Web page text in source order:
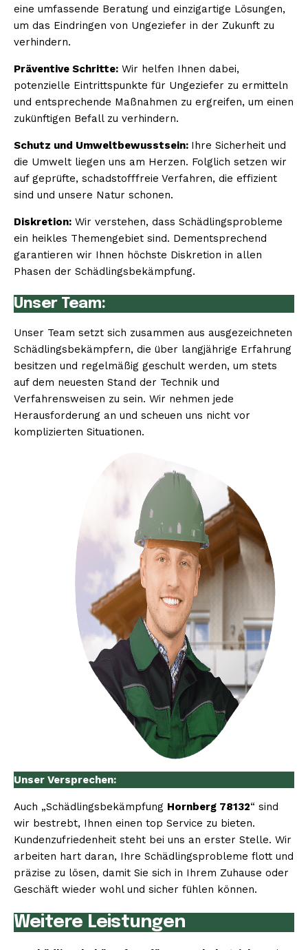
eine umfassende Beratung und einzigartige Lösungen,
um das Eindringen von Ungeziefer in der Zukunft zu
verhindern.
Präventive Schritte: Wir helfen Ihnen dabei,
potenzielle Eintrittspunkte für Ungeziefer zu ermitteln
und entsprechende Maßnahmen zu ergreifen, um einen
zukünftigen Befall zu verhindern.
Schutz und Umweltbewusstsein: Ihre Sicherheit und
die Umwelt liegen uns am Herzen. Folglich setzen wir
auf geprüfte, schadstofffreie Verfahren, die effizient
sind und unsere Natur schonen.
Diskretion: Wir verstehen, dass Schädlingsprobleme
ein heikles Themengebiet sind. Dementsprechend
garantieren wir Ihnen höchste Diskretion in allen
Phasen der Schädlingsbekämpfung.
Unser Team:
Unser Team setzt sich zusammen aus ausgezeichneten
Schädlingsbekämpfern, die über langjährige Erfahrung
besitzen und regelmäßig geschult werden, um stets
auf dem neuesten Stand der Technik und
Verfahrensweisen zu sein. Wir nehmen jede
Herausforderung an und scheuen uns nicht vor
komplizierten Situationen.
Unser Versprechen:
Auch „Schädlingsbekämpfung Hornberg 78132“ sind
wir bestrebt, Ihnen einen top Service zu bieten.
Kundenzufriedenheit steht bei uns an erster Stelle. Wir
arbeiten hart daran, Ihre Schädlingsprobleme flott und
präzise zu lösen, damit Sie sich in Ihrem Zuhause oder
Geschäft wieder wohl und sicher fühlen können.
Weitere Leistungen